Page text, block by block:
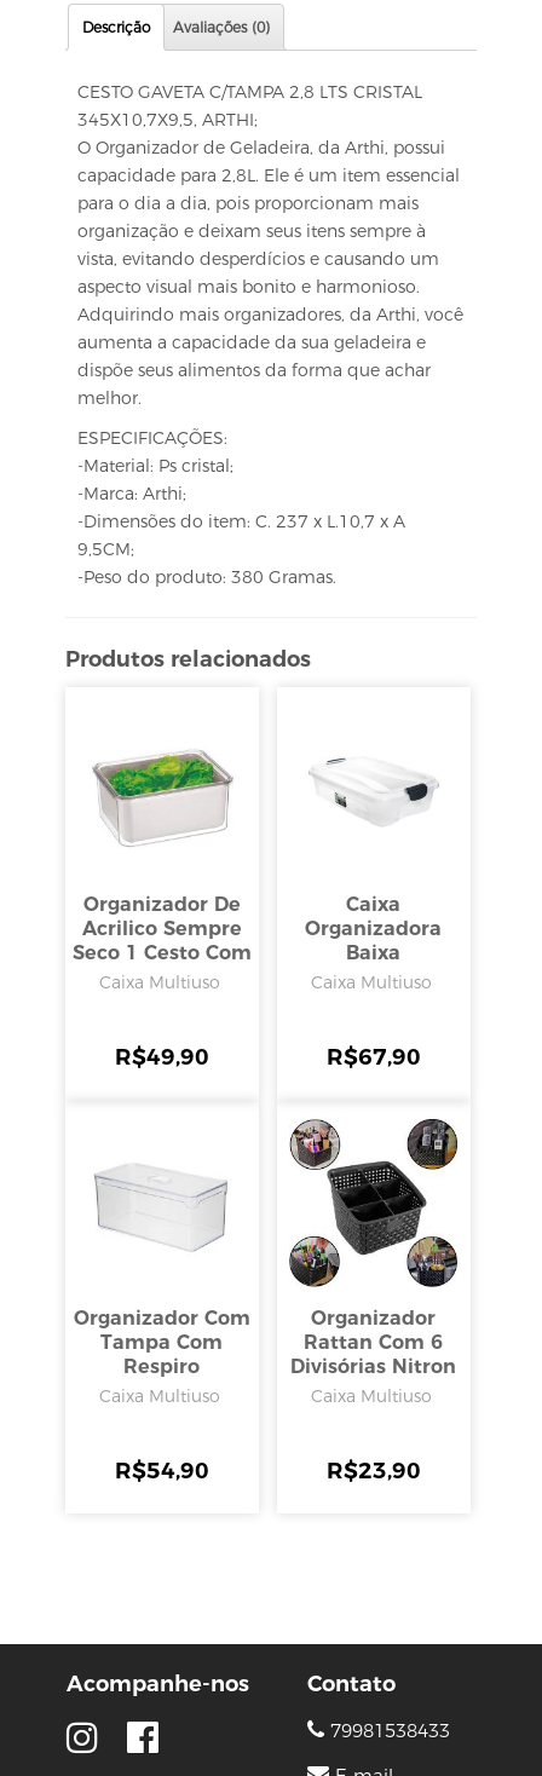
Descrição Avaliações (0)
CESTO GAVETA C/TAMPA 2,8 LTS CRISTAL
345X10,7X9,5, ARTHI;
O Organizador de Geladeira, da Arthi, possui
capacidade para 2,8L. Ele é um item essencial
para o dia a dia, pois proporcionam mais
organização e deixam seus itens sempre à
vista, evitando desperdícios e causando um
aspecto visual mais bonito e harmonioso.
Adquirindo mais organizadores, da Arthi, você
aumenta a capacidade da sua geladeira e
dispõe seus alimentos da forma que achar
melhor.
ESPECIFICAÇÕES:
-Material: Ps cristal;
-Marca: Arthi;
-Dimensões do item: C. 237 x L.10,7 x A
9,5CM;
-Peso do produto: 380 Gramas.
Produtos relacionados
Organizador De
Acrilico Sempre
Seco 1 Cesto Com
Tampa 2,7l, Arthi
Caixa Multiuso
R$49,90
Caixa
Organizadora
Baixa
Transparente 20l,
Caixa Multiuso
R$67,90
Organizador Com
Tampa Com
Respiro
30x15x13cm 5l,
Caixa Multiuso
R$54,90
Organizador
Rattan Com 6
Divisórias Nitron
Caixa Multiuso
R$23,90
Acompanhe-nos Contato
79981538433